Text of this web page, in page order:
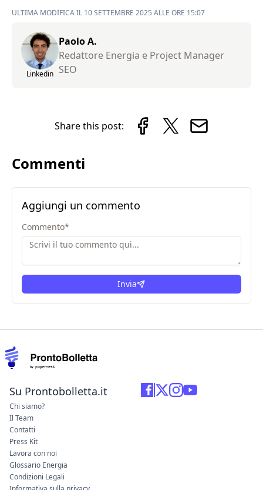
ULTIMA MODIFICA IL 10 SETTEMBRE 2025 ALLE ORE 15:07
Linkedin
Paolo A.
Redattore Energia e Project Manager
SEO
Share this post:
Commenti
Aggiungi un commento
Commento*
Invia
Su Prontobolletta.it
Chi siamo?
Il Team
Contatti
Press Kit
Lavora con noi
Glossario Energia
Condizioni Legali